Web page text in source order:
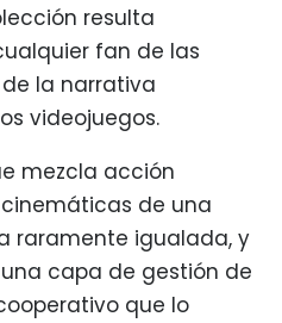
resulta
fan de las
la narrativa
videojuegos.
mezcla acción
de una
raramente igualada, y
capa de gestión de
que lo